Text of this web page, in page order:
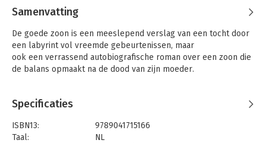
Samenvatting
De goede zoon is een meeslepend verslag van een tocht door
een labyrint vol vreemde gebeurtenissen, maar
ook een verrassend autobiografische roman over een zoon die
de balans opmaakt na de dood van zijn moeder.
Specificaties
ISBN13:
9789041715166
Taal:
NL